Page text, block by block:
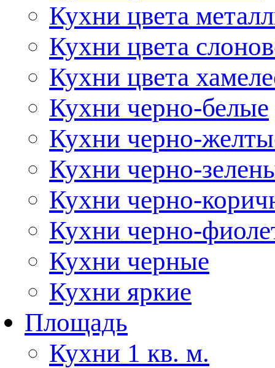
Кухни цвета
Кухни цвета
Кухни цвета
Кухни черно-белые
Кухни черно-
Кухни черно-
Кухни черно-
Кухни черно-
Кухни черные
Кухни яркие
Площадь
Кухни 1 кв. м.